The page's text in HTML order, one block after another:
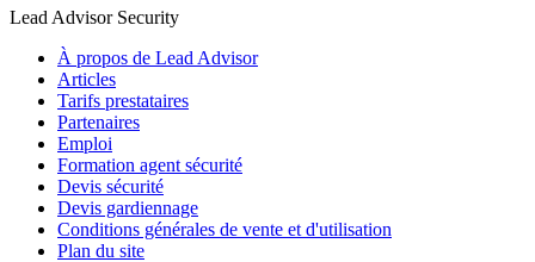
Lead Advisor Security
À propos de Lead Advisor
Articles
Tarifs prestataires
Partenaires
Emploi
Formation agent sécurité
Devis sécurité
Devis gardiennage
Conditions générales de vente et d'utilisation
Plan du site